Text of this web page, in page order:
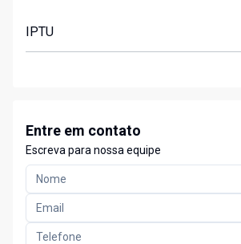
IPTU
Entre em contato
Escreva para nossa equipe